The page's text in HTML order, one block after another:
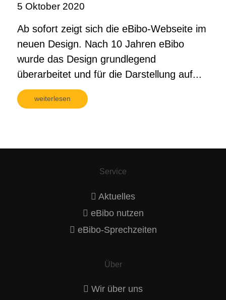
5 Oktober 2020
Ab sofort zeigt sich die eBibo-Webseite im
neuen Design. Nach 10 Jahren eBibo
wurde das Design grundlegend
überarbeitet und für die Darstellung auf...
weiterlesen
Service
Aktuelles
eBibo nutzen
eBibo-Sprechzeiten
Über
Wir über uns